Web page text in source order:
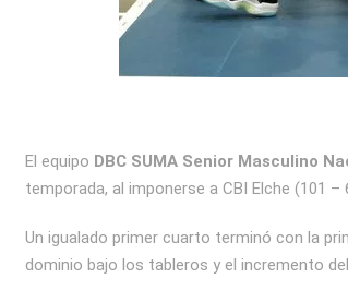
El equipo DBC SUMA Senior Masculino
temporada, al imponerse a CBI Elche (101
Un igualado primer cuarto terminó con la
dominio bajo los tableros y el incremento